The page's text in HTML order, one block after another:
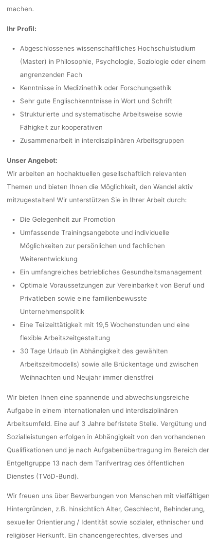
machen.
Ihr Profil:
Abgeschlossenes wissenschaftliches Hochschulstudium
(Master) in Philosophie, Psychologie, Soziologie oder einem
angrenzenden Fach
Kenntnisse in Medizinethik oder Forschungsethik
Sehr gute Englischkenntnisse in Wort und Schrift
Strukturierte und systematische Arbeitsweise sowie
Fähigkeit zur kooperativen
Zusammenarbeit in interdisziplinären Arbeitsgruppen
Unser Angebot:
Wir arbeiten an hochaktuellen gesellschaftlich relevanten
Themen und bieten Ihnen die Möglichkeit, den Wandel aktiv
mitzugestalten! Wir unterstützen Sie in Ihrer Arbeit durch:
Die Gelegenheit zur Promotion
Umfassende Trainingsangebote und individuelle
Möglichkeiten zur persönlichen und fachlichen
Weiterentwicklung
Ein umfangreiches betriebliches Gesundheitsmanagement
Optimale Voraussetzungen zur Vereinbarkeit von Beruf und
Privatleben sowie eine familienbewusste
Unternehmenspolitik
Eine Teilzeittätigkeit mit 19,5 Wochenstunden und eine
flexible Arbeitszeitgestaltung
30 Tage Urlaub (in Abhängigkeit des gewählten
Arbeitszeitmodells) sowie alle Brückentage und zwischen
Weihnachten und Neujahr immer dienstfrei
Wir bieten Ihnen eine spannende und abwechslungsreiche
Aufgabe in einem internationalen und interdisziplinären
Arbeitsumfeld. Eine auf 3 Jahre befristete Stelle. Vergütung und
Sozialleistungen erfolgen in Abhängigkeit von den vorhandenen
Qualifikationen und je nach Aufgabenübertragung im Bereich der
Entgeltgruppe 13 nach dem Tarifvertrag des öffentlichen
Dienstes (TVöD-Bund).
Wir freuen uns über Bewerbungen von Menschen mit vielfältigen
Hintergründen, z.B. hinsichtlich Alter, Geschlecht, Behinderung,
sexueller Orientierung / Identität sowie sozialer, ethnischer und
religiöser Herkunft. Ein chancengerechtes, diverses und